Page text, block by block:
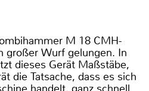
M 18 CMH-
großer Wurf gelungen. In
dieses Gerät Maßstäbe,
die Tatsache, dass es sich